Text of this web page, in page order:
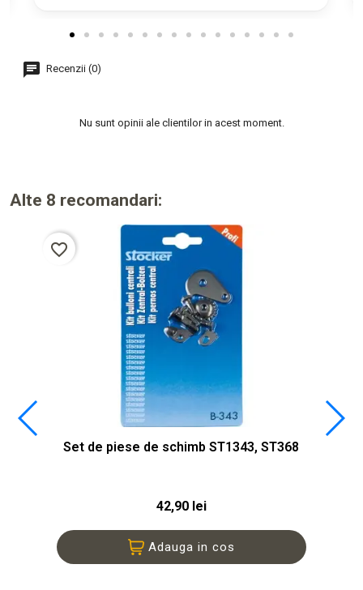
Recenzii (0)
Nu sunt opinii ale clientilor in acest moment.
Alte 8 recomandari:
Set de piese de schimb ST1343, ST368
42,90 lei
Adauga in cos
favorite_border